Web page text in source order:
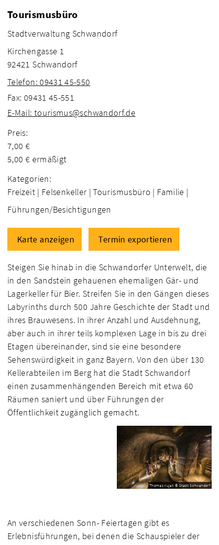
Tourismusbüro
Stadtverwaltung Schwandorf
Kirchengasse 1
92421 Schwandorf
Telefon: 09431 45-550
Fax: 09431 45-551
E-Mail: tourismus@schwandorf.de
Preis:
7,00 €
5,00 € ermäßigt
Kategorien:
Freizeit | Felsenkeller | Tourismusbüro | Familie |
Führungen/Besichtigungen
Karte anzeigen Termin exportieren
Steigen Sie hinab in die Schwandorfer Unterwelt, die
in den Sandstein gehauenen ehemaligen Gär- und
Lagerkeller für Bier. Streifen Sie in den Gängen dieses
Labyrinths durch 500 Jahre Geschichte der Stadt und
ihres Brauwesens. In ihrer Anzahl und Ausdehnung,
aber auch in ihrer teils komplexen Lage in bis zu drei
Etagen übereinander, sind sie eine besondere
Sehenswürdigkeit in ganz Bayern. Von den über 130
Kellerabteilen im Berg hat die Stadt Schwandorf
einen zusammenhängenden Bereich mit etwa 60
Räumen saniert und über Führungen der
Öffentlichkeit zugänglich gemacht.
Thomas Kujat © Stadt Schwandorf
An verschiedenen Sonn- Feiertagen gibt es
Erlebnisführungen, bei denen die Schauspieler der